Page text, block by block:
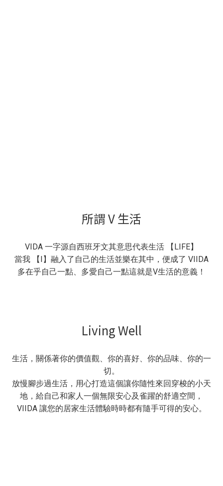
所謂 V 生活​
VIDA 一字源自西班牙文其意思代表生活 【LIFE】
當我 【I】融入了自己的生活並樂在其中，便成了 VIIDA
多在乎自己一點、多愛自己一點這就是V生活的意義！
Living Well
生活，關係著你的價值觀、你的喜好、你的品味、你的一
切。
放慢腳步過生活，用心打造這個讓你隨性來回穿梭的小天
地，給自己和家人一個無限安心及雀躍的舒適空間，
VIIDA 讓您的居家生活體驗時時都有隨手可得的安心。